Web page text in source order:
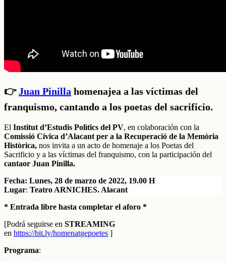
👉Juan Pinilla homenajea a las víctimas del
franquismo, cantando a los poetas del sacrificio.
El Institut d’Estudis Polìtics del PV, en colaboración con la
Comissió Civica d’Alacant per a la Recuperació de la Memòria
Històrica, nos invita a un acto de homenaje a los Poetas del
Sacrificio y a las víctimas del franquismo, con la participación del
cantaor Juan Pinilla.
Fecha: Lunes, 28 de marzo de 2022, 19.00 H
Lugar: Teatro ARNICHES. Alacant
* Entrada libre hasta completar el aforo *
[Podrá seguirse en STREAMING
en https://bit.ly/homenatgepoetes ]
Programa: